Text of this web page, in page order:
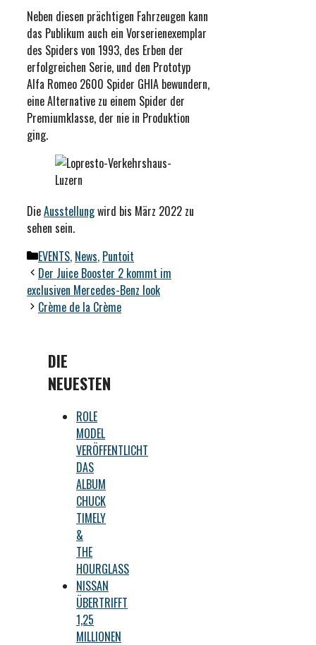
Neben diesen prächtigen Fahrzeugen kann
das Publikum auch ein Vorserienexemplar
des Spiders von 1993, des Erben der
erfolgreichen Serie, und den Prototyp
Alfa Romeo 2600 Spider GHIA bewundern,
eine Alternative zu einem Spider der
Premiumklasse, der nie in Produktion
ging.
DieAusstellungwird bis März 2022 zu
sehen sein.
Kategorien
EVENTS, News, Puntoit
Der Juice Booster 2 kommt im
exclusiven Mercedes-Benz look
Crème de la Crème
DIE
NEUESTEN
ROLE
MODEL
VERÖFFENTLICHT
DAS
ALBUM
CHUCK
TIMELY
&
THE
HOURGLASS
NISSAN
ÜBERTRIFFT
1,25
MILLIONEN